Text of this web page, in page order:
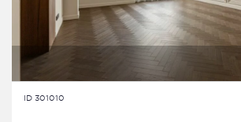
ID 301010